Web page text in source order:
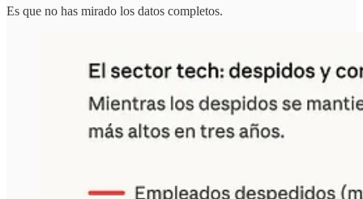
Es que no has mirado los datos completos.